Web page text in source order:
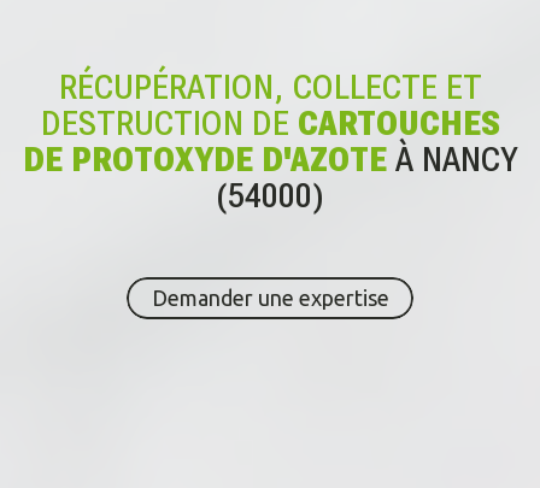
RÉCUPÉRATION, COLLECTE ET
DESTRUCTION DE CARTOUCHES
DE PROTOXYDE D'AZOTE À NANCY
(54000)
Demander une expertise